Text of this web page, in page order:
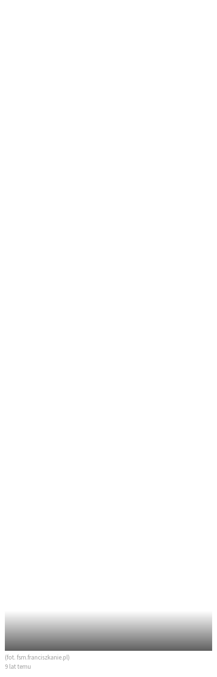
(fot. fsm.franciszkanie.pl)
9 lat temu